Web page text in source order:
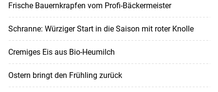
Frische Bauernkrapfen vom Profi-Bäckermeister
Schranne: Würziger Start in die Saison mit roter Knolle
Cremiges Eis aus Bio-Heumilch
Ostern bringt den Frühling zurück